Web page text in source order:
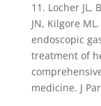
11. Locher JL,
JN, Kilgore
endoscopic
treatment of
medicine. J